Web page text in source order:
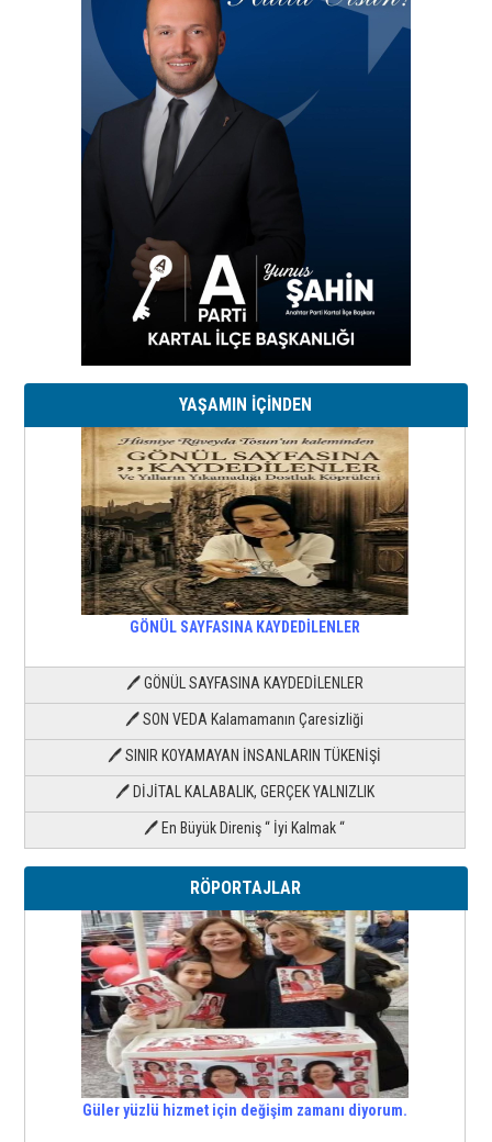
YAŞAMIN İÇİNDEN
GÖNÜL SAYFASINA KAYDEDİLENLER
🖊 GÖNÜL SAYFASINA KAYDEDİLENLER
🖊 SON VEDA Kalamamanın Çaresizliği
🖊 SINIR KOYAMAYAN İNSANLARIN TÜKENİŞİ
🖊 DİJİTAL KALABALIK, GERÇEK YALNIZLIK
🖊 En Büyük Direniş “ İyi Kalmak “
RÖPORTAJLAR
Güler yüzlü hizmet için değişim zamanı diyorum.